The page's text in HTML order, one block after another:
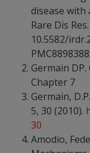
disease with
Rare Dis
10.5582/
PMC8898388.
Germain
Chapter 7
Germain,
5, 30 (2010).
30
Amodio,